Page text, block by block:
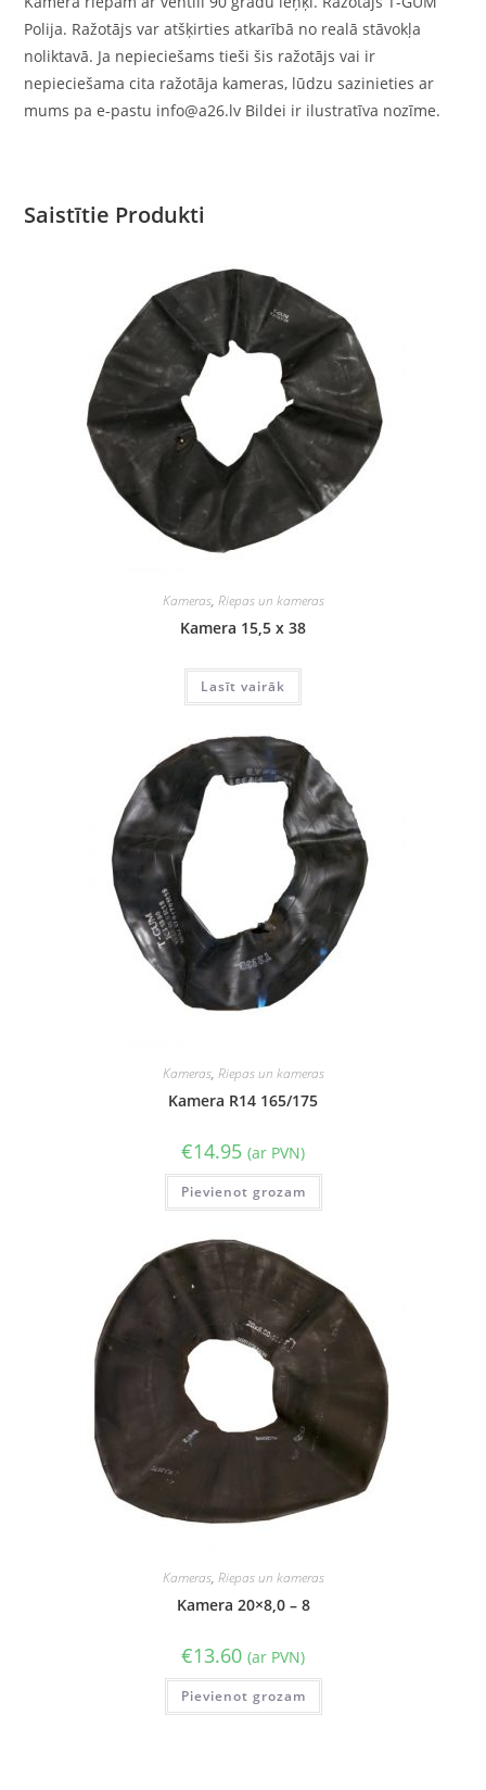
Polija. Ražotājs var atšķirties atkarībā no realā stāvokļa
noliktavā. Ja nepieciešams tieši šis ražotājs vai ir
nepieciešama cita ražotāja kameras, lūdzu sazinieties ar
mums pa e-pastu info@a26.lv Bildei ir ilustratīva nozīme.
Saistītie Produkti
Kameras, Riepas un kameras
Kamera 15,5 x 38
Lasīt vairāk
Kameras, Riepas un kameras
Kamera R14 165/175
€14.95 (ar PVN)
Pievienot grozam
Kameras, Riepas un kameras
Kamera 20×8,0 – 8
€13.60 (ar PVN)
Pievienot grozam